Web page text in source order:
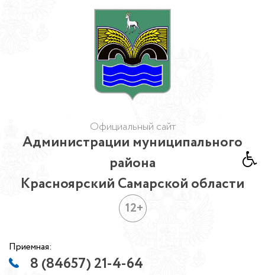
Официальный сайт
Администрации муниципального
района
Красноярский Самарской области
12+
Приемная:
8 (84657) 21-4-64